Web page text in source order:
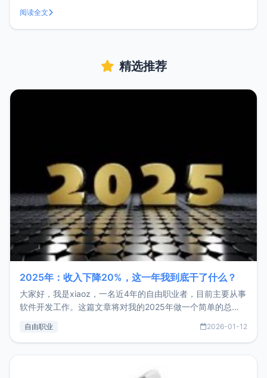
口 快捷复制文字 多窗口运行 支持linux命令当然cmder远远不
止上面所述的功能，cm
阅读全文
精选推荐
2025年：收入下降20%，这一年我到底干了什么？
大家好，我是xiaoz，一名近4年的自由职业者，目前主要从事
软件开发工作。这篇文章将对我的2025年做一个简单的总
收入下降20%，但却过得很充实，2026年不求突破，但求保
自由职业 2026-01-12